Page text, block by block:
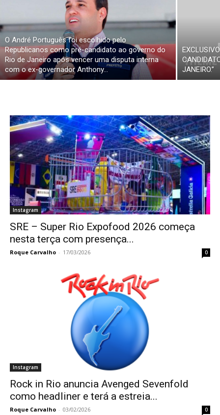
O André Português foi escolhido pelo
Republicanos como pré-candidato ao governo do
Rio de Janeiro após vencer uma disputa interna
com o ex-governador Anthony...
JANEIRO.”
Instagram
SRE – Super Rio Expofood 2026 começa
nesta terça com presença...
Roque Carvalho - 17/03/2026 0
Instagram
Rock in Rio anuncia Avenged Sevenfold
como headliner e terá a estreia...
Roque Carvalho - 03/02/2026 0